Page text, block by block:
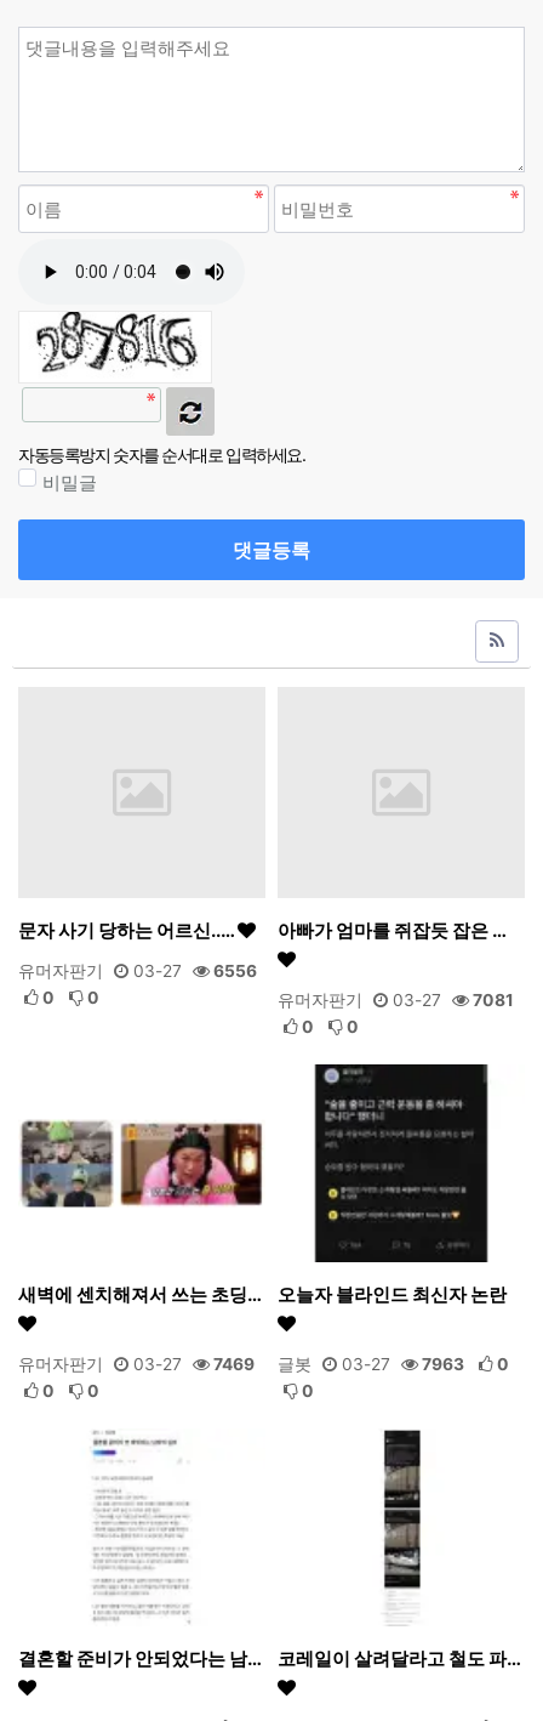
자동등록방지 숫자를 순서대로 입력하세요.
비밀글
댓글등록
문자 사기 당하는 어르신..…
유머자판기 03-27
6556
0
0
아빠가 엄마를 쥐잡듯 잡은 …
유머자판기 03-27
7081
0
0
새벽에 센치해져서 쓰는 초딩…
유머자판기 03-27
7469
0
0
오늘자 블라인드 최신자 논란
글봇 03-27 7963
0
0
결혼할 준비가 안되었다는 남… 코레일이 살려달라고 철도 파…